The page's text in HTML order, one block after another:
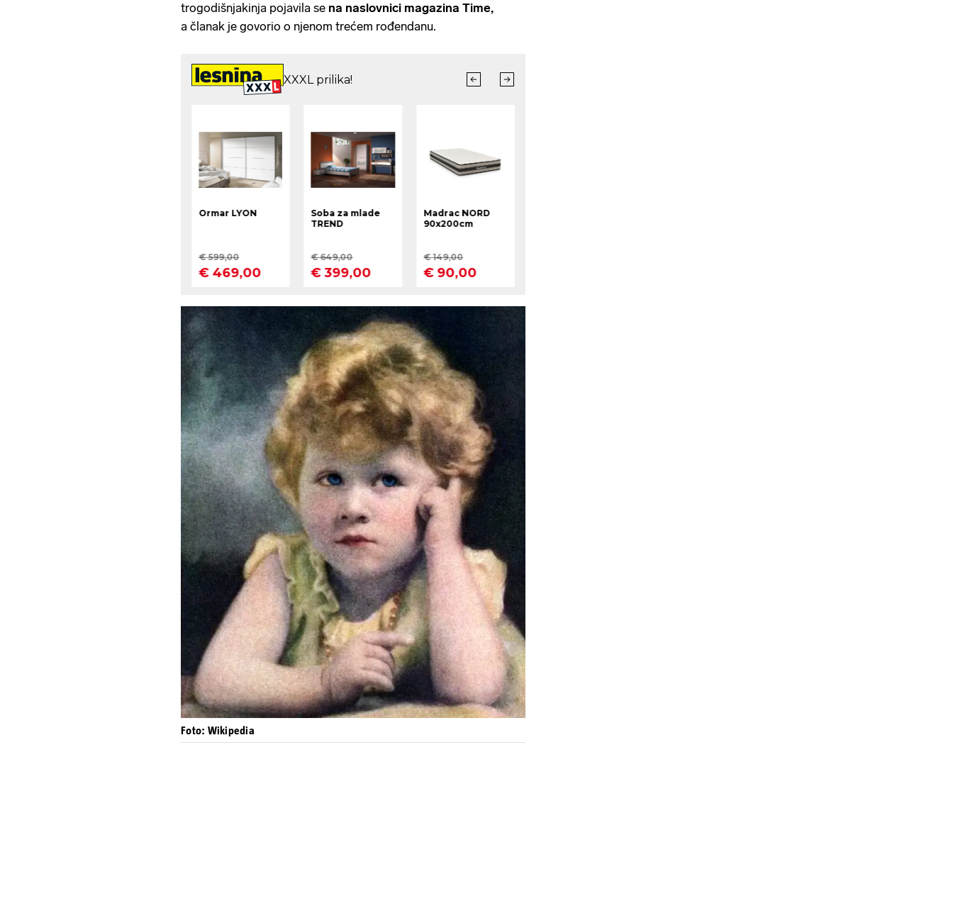
trogodišnjakinja pojavila se na naslovnici magazina Time,
a članak je govorio o njenom trećem rođendanu.
Foto: Wikipedia